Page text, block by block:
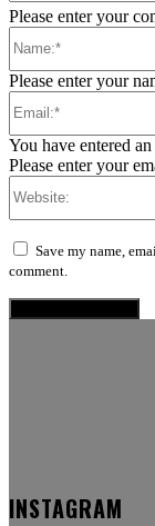
Please enter your
Please enter your
You have entered
Please enter your
Save my name,
comment.
INSTAGRAM